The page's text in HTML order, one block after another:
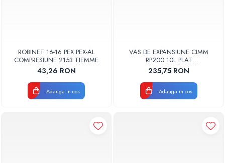
ROBINET 16-16 PEX PEX-AL
COMPRESIUNE 2153 TIEMME
43,26 RON
Adauga in cos
VAS DE EXPANSIUNE CIMM
RP200 10L PLAT
DREPTUNGHIULAR CM9110
235,75 RON
Adauga in cos